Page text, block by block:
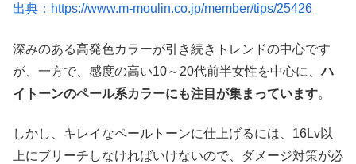
出典：https://www.m-moulin.co.jp/member/tips/25426
深みのある高発色カラーが引き続きトレンドの中心です
が、一方で、感度の高い10～20代前半女性を中心に、ハ
イトーンのペール系カラーにも注目が集まっています。
しかし、キレイなペールトーンに仕上げるには、16Lv以
上にブリーチしなければいけないので、ダメージ対策が必